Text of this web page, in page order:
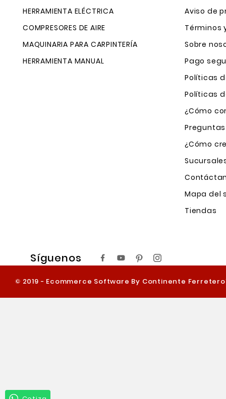
HERRAMIENTA ELÉCTRICA
COMPRESORES DE AIRE
MAQUINARIA PARA CARPINTERÍA
HERRAMIENTA MANUAL
Aviso de
Términos
Sobre
Pago
Políticas
Políticas
¿Cómo
¿Cómo
Mapa del
Tiendas
Síguenos
© 2019 - Ecommerce Software By Continente